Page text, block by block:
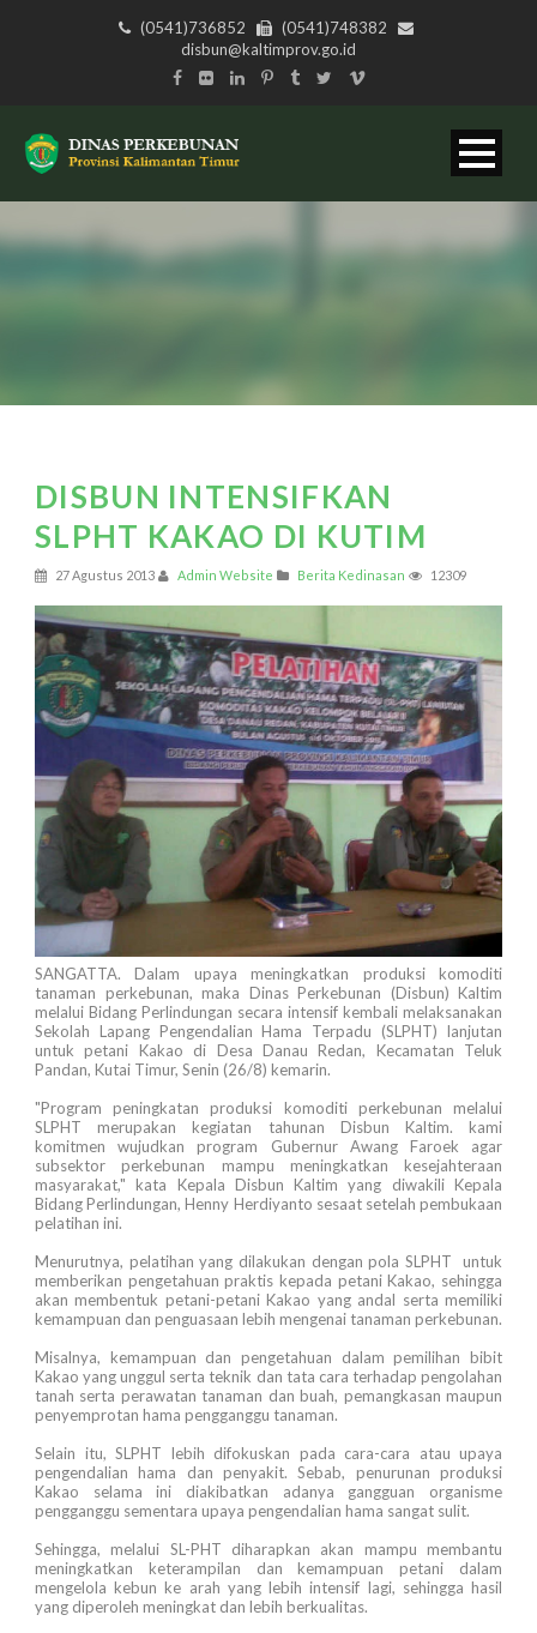
(0541)736852
(0541)748382
disbun@kaltimprov.go.id
DISBUN INTENSIFKAN
SLPHT KAKAO DI KUTIM
27 Agustus 2013 Admin Website Berita Kedinasan 12309
SANGATTA. Dalam upaya meningkatkan produksi komoditi
tanaman perkebunan, maka Dinas Perkebunan (Disbun) Kaltim
melalui Bidang Perlindungan secara intensif kembali melaksanakan
Sekolah Lapang Pengendalian Hama Terpadu (SLPHT) lanjutan
untuk petani Kakao di Desa Danau Redan, Kecamatan Teluk
Pandan, Kutai Timur, Senin (26/8) kemarin.
"Program peningkatan produksi komoditi perkebunan melalui
SLPHT merupakan kegiatan tahunan Disbun Kaltim. kami
komitmen wujudkan program Gubernur Awang Faroek agar
subsektor perkebunan mampu meningkatkan kesejahteraan
masyarakat," kata Kepala Disbun Kaltim yang diwakili Kepala
Bidang Perlindungan, Henny Herdiyanto sesaat setelah pembukaan
pelatihan ini.
Menurutnya, pelatihan yang dilakukan dengan pola SLPHT untuk
memberikan pengetahuan praktis kepada petani Kakao, sehingga
akan membentuk petani-petani Kakao yang andal serta memiliki
kemampuan dan penguasaan lebih mengenai tanaman perkebunan.
Misalnya, kemampuan dan pengetahuan dalam pemilihan bibit
Kakao yang unggul serta teknik dan tata cara terhadap pengolahan
tanah serta perawatan tanaman dan buah, pemangkasan maupun
penyemprotan hama pengganggu tanaman.
Selain itu, SLPHT lebih difokuskan pada cara-cara atau upaya
pengendalian hama dan penyakit. Sebab, penurunan produksi
Kakao selama ini diakibatkan adanya gangguan organisme
pengganggu sementara upaya pengendalian hama sangat sulit.
Sehingga, melalui SL-PHT diharapkan akan mampu membantu
meningkatkan keterampilan dan kemampuan petani dalam
mengelola kebun ke arah yang lebih intensif lagi, sehingga hasil
yang diperoleh meningkat dan lebih berkualitas.